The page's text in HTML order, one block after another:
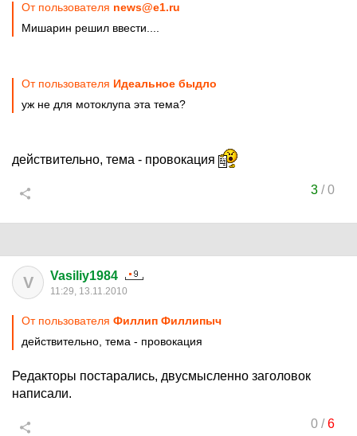
От пользователя news@e1.ru
Мишарин решил ввести....
От пользователя Идеальное быдло
уж не для мотоклупа эта тема?
действительно, тема - провокация
3/0
V Vasiliy1984
11:29, 13.11.2010
От пользователя Филлип Филлипыч
действительно, тема - провокация
Редакторы постарались, двусмысленно заголовок
написали.
0/6